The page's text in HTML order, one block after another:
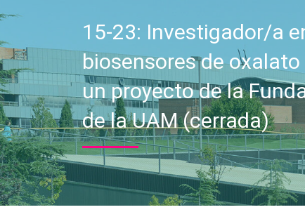
15-23: Investigador/a
biosensores de oxalato
un proyecto de la
de la UAM (cerrada)